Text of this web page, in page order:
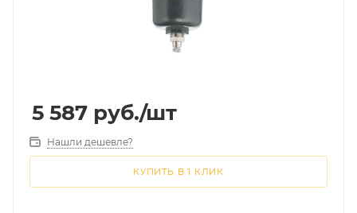
5 587 руб./шт
Нашли дешевле?
КУПИТЬ В 1 КЛИК